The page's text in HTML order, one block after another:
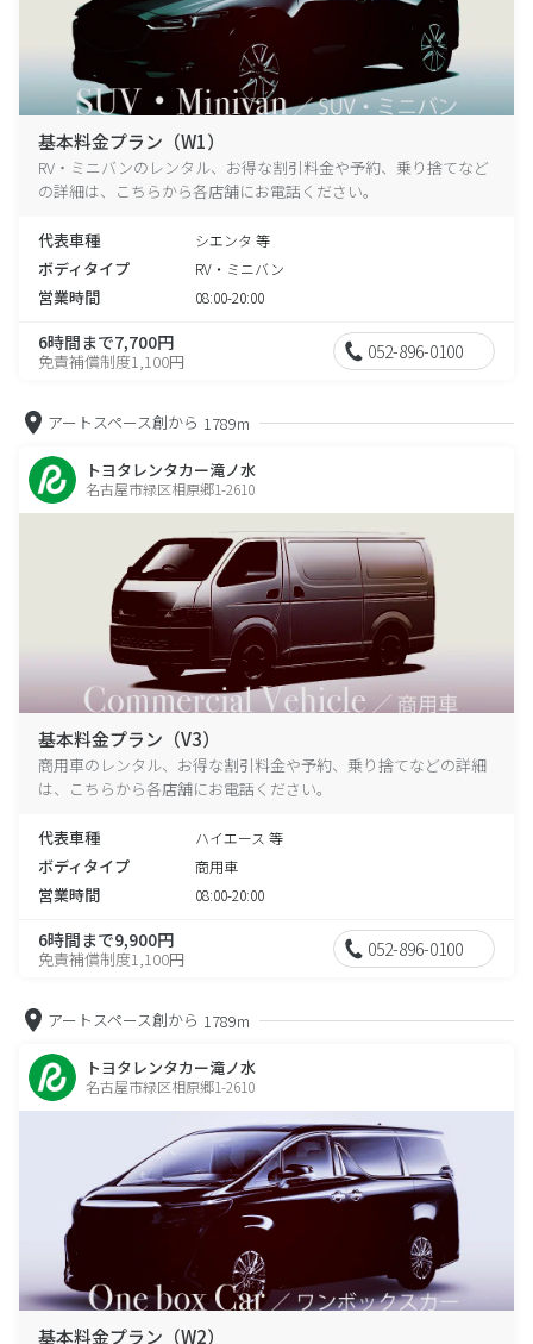
基本料金プラン（W1）
RV・ミニバンのレンタル、お得な割引料金や予約、乗り捨てなど
の詳細は、こちらから各店舗にお電話ください。
代表車種 シエンタ 等
ボディタイプ RV・ミニバン
営業時間 08:00-20:00
6時間まで7,700円
免責補償制度1,100円 052-896-0100
アートスペース創から 1789m
トヨタレンタカー滝ノ水
名古屋市緑区相原郷1-2610
基本料金プラン（V3）
商用車のレンタル、お得な割引料金や予約、乗り捨てなどの詳細
は、こちらから各店舗にお電話ください。
代表車種 ハイエース 等
ボディタイプ 商用車
営業時間 08:00-20:00
6時間まで9,900円
免責補償制度1,100円 052-896-0100
アートスペース創から 1789m
トヨタレンタカー滝ノ水
名古屋市緑区相原郷1-2610
基本料金プラン（W2）